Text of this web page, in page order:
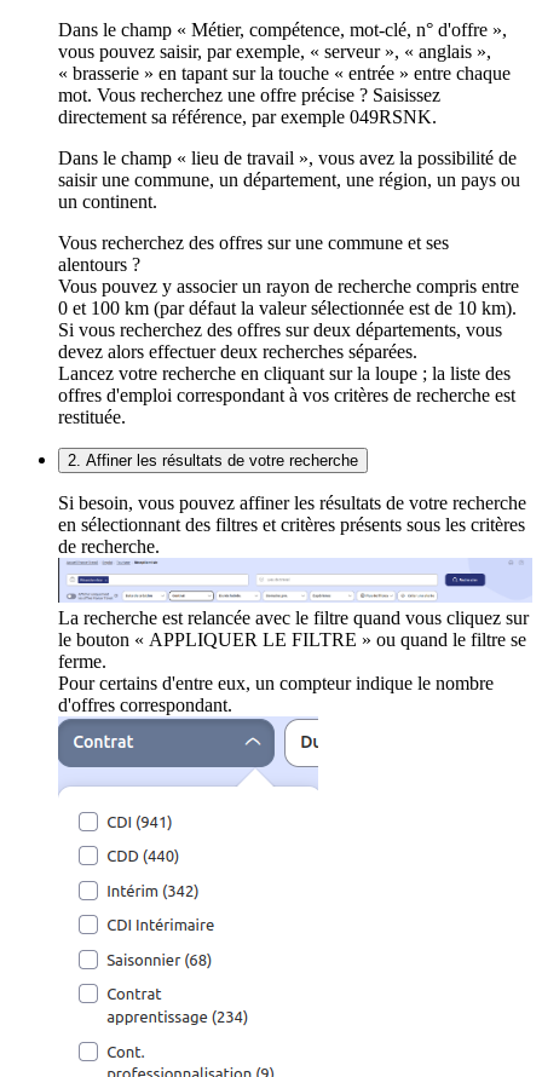
Dans le champ « Métier, compétence, mot-clé, n° d'offre »,
vous pouvez saisir, par exemple, « serveur », « anglais »,
« brasserie » en tapant sur la touche « entrée » entre chaque
mot. Vous recherchez une offre précise ? Saisissez
directement sa référence, par exemple 049RSNK.
Dans le champ « lieu de travail », vous avez la possibilité de
saisir une commune, un département, une région, un pays ou
un continent.
Vous recherchez des offres sur une commune et ses
alentours ?
Vous pouvez y associer un rayon de recherche compris entre
0 et 100 km (par défaut la valeur sélectionnée est de 10 km).
Si vous recherchez des offres sur deux départements, vous
devez alors effectuer deux recherches séparées.
Lancez votre recherche en cliquant sur la loupe ; la liste des
offres d'emploi correspondant à vos critères de recherche est
restituée.
2. Affiner les résultats de votre recherche
Si besoin, vous pouvez affiner les résultats de votre recherche
en sélectionnant des filtres et critères présents sous les critères
de recherche.
La recherche est relancée avec le filtre quand vous cliquez sur
le bouton « APPLIQUER LE FILTRE » ou quand le filtre se
ferme.
Pour certains d'entre eux, un compteur indique le nombre
d'offres correspondant.